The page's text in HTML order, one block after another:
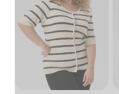
Cardigan